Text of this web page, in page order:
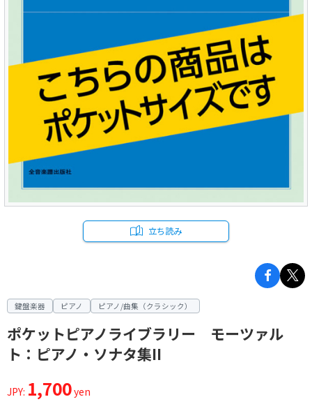
立ち読み
鍵盤楽器 ピアノ ピアノ/曲集（クラシック）
ポケットピアノライブラリー モーツァル
ト：ピアノ・ソナタ集II
JPY: 1,700yen